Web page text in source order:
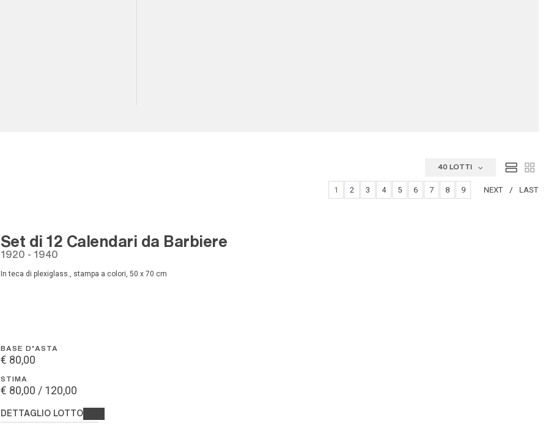
40 LOTTI
1 2 3 4 5 6 7 8 9 NEXT LAST
Set di 12 Calendari da Barbiere
1920 - 1940
In teca di plexiglass., stampa a colori, 50 x 70 cm
BASE D'ASTA
€ 80,00
STIMA
€ 80,00 / 120,00
DETTAGLIO LOTTO